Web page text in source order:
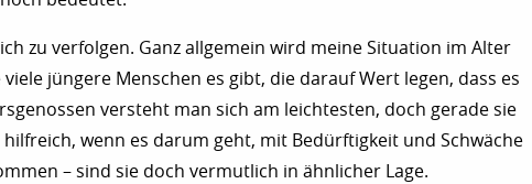
zu verfolgen. Ganz allgemein wird meine Situation im Alter
jüngere Menschen es gibt, die darauf Wert legen, dass es
versteht man sich am leichtesten, doch gerade sie
wenn es darum geht, mit Bedürftigkeit und Schwäche
– sind sie doch vermutlich in ähnlicher Lage.